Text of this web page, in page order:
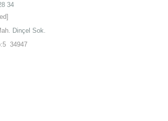
34
Dinçel Sok.
34947